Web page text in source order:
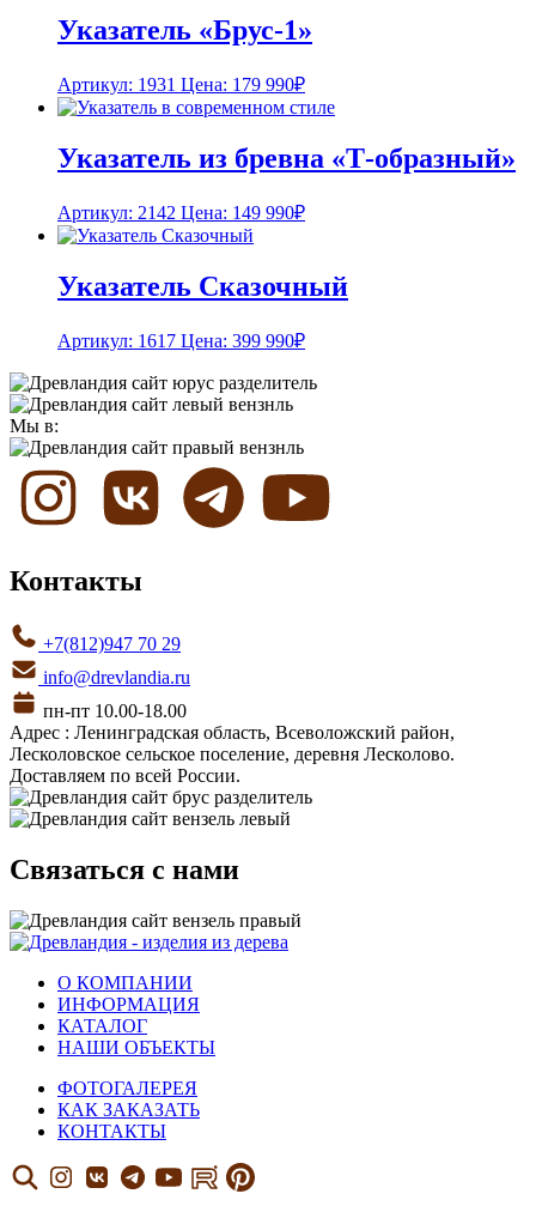
Указатель «Брус-1»
Артикул: 1931 Цена: 179 990₽
Указатель из бревна «Т-образный»
Артикул: 2142 Цена: 149 990₽
Указатель Сказочный
Артикул: 1617 Цена: 399 990₽
Мы в:
Контакты
+7(812)947 70 29
info@drevlandia.ru
пн-пт 10.00-18.00
Адрес : Ленинградская область, Всеволожский район,
Лесколовское сельское поселение, деревня Лесколово.
Доставляем по всей России.
Связаться с нами
О КОМПАНИИ
ИНФОРМАЦИЯ
КАТАЛОГ
НАШИ ОБЪЕКТЫ
ФОТОГАЛЕРЕЯ
КАК ЗАКАЗАТЬ
КОНТАКТЫ